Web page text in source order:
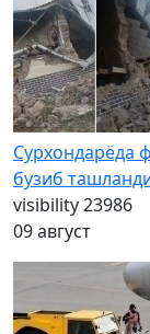
Сурхондарёда
бузиб
visibility23986
09 август